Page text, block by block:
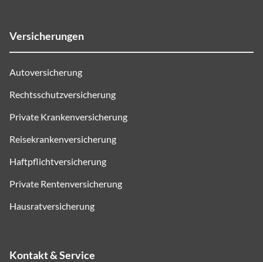
Versicherungen
Autoversicherung
Rechtsschutzversicherung
Private Krankenversicherung
Reisekrankenversicherung
Haftpflichtversicherung
Private Rentenversicherung
Hausratversicherung
Kontakt & Service